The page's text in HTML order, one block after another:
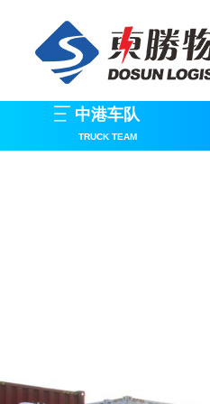
中港车队
TRUCK TEAM